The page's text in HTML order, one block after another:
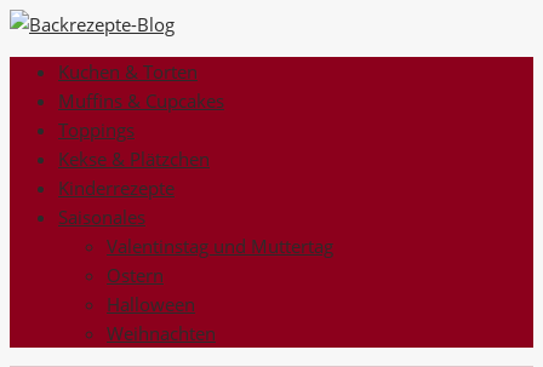
Kuchen & Torten
Muffins & Cupcakes
Toppings
Kekse & Plätzchen
Kinderrezepte
Saisonales
Valentinstag und Muttertag
Ostern
Halloween
Weihnachten